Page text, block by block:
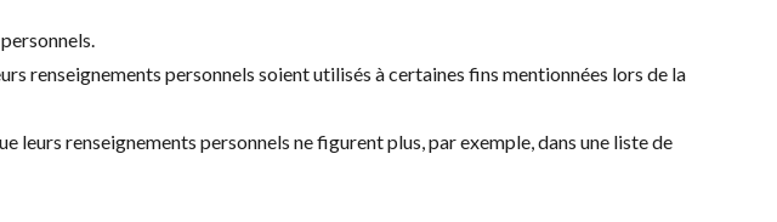
renseignements personnels soient utilisés à certaines fins mentionnées lors de la
renseignements personnels ne figurent plus, par exemple, dans une liste de